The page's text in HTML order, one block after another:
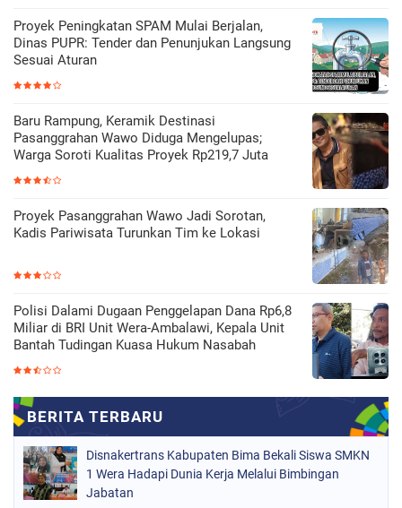
Proyek Peningkatan SPAM Mulai Berjalan,
Dinas PUPR: Tender dan Penunjukan Langsung
Sesuai Aturan
Baru Rampung, Keramik Destinasi
Pasanggrahan Wawo Diduga Mengelupas;
Warga Soroti Kualitas Proyek Rp219,7 Juta
Proyek Pasanggrahan Wawo Jadi Sorotan,
Kadis Pariwisata Turunkan Tim ke Lokasi
Polisi Dalami Dugaan Penggelapan Dana Rp6,8
Miliar di BRI Unit Wera-Ambalawi, Kepala Unit
Bantah Tudingan Kuasa Hukum Nasabah
Disnakertrans Kabupaten Bima Bekali Siswa SMKN
1 Wera Hadapi Dunia Kerja Melalui Bimbingan
Jabatan